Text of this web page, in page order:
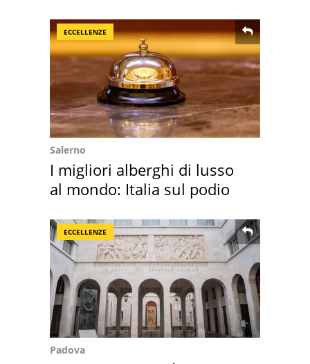
ECCELLENZE
Salerno
I migliori alberghi di lusso
al mondo: Italia sul podio
ECCELLENZE
Padova